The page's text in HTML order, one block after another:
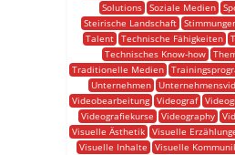
Solutions
Soziale Medien
Steirische Landschaft
Talent Technische Fähigkeiten
Technisches Know-how
Traditionelle Medien
Unternehmen
Videobearbeitung
Videograf
Videografiekurse
Videography
Visuelle Ästhetik
Visuelle
Visuelle Inhalte
Visuelle